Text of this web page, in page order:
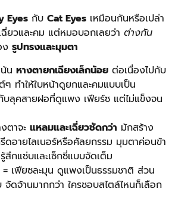
Eyes กับ Cat Eyes เหมือนกันหรือเปล่า
ฉี่ยวและคม แต่หมอบอกเลยว่า ต่างกัน
ง รูปทรงและมุมตา
น หางตายกเฉียงเล็กน้อย ต่อเนื่องไปกับ
ทำให้ใบหน้าดูยกและคมแบบเป็น
บลุคสายฝอที่ดูแพง เฟียร์ซ แต่ไม่แข็งจน
ตาจะ แหลมและเฉี่ยวชัดกว่า มักสร้าง
ดอายไลเนอร์หรือศัลยกรรม มุมตาค่อนข้า
สึกแซ่บและเซ็กซี่แบบจัดเต็ม
= เฟียซละมุน ดูแพงเป็นธรรมชาติ ส่วน
ดจ้านมากกว่า ใครชอบสไตล์ไหนก็เลือก